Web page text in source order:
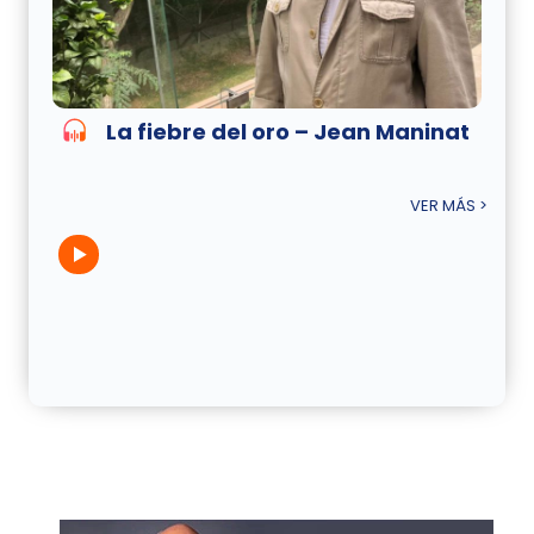
La fiebre del oro – Jean Maninat
VER MÁS >